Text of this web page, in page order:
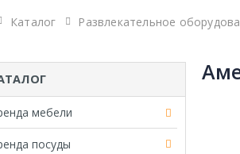
Главная
Каталог Развлекательное
мебели
посуды